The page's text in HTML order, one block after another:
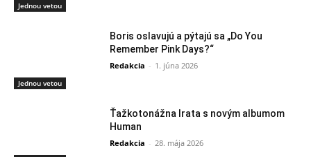
Jednou vetou
Jednou vetou
Boris oslavujú a pýtajú sa „Do You
Remember Pink Days?“
Redakcia - 1. júna 2026
Ťažkotonážna Irata s novým albumom
Human
Redakcia - 28. mája 2026